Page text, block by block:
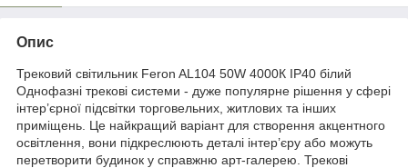
Опис
Трековий світильник Feron AL104 50W 4000К IP40 білий
Однофазні трекові системи - дуже популярне рішення у сфері
інтер’єрної підсвітки торговельних, житлових та інших
приміщень. Це найкращий варіант для створення акцентного
освітлення, вони підкреслюють деталі інтер’єру або можуть
перетворити будинок у справжню арт-галерею. Трекові